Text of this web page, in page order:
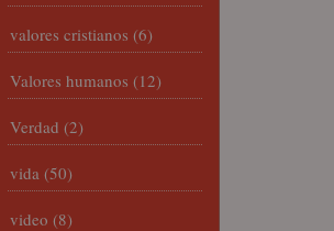
valores cristianos (6)
Valores humanos (12)
Verdad (2)
vida (50)
video (8)